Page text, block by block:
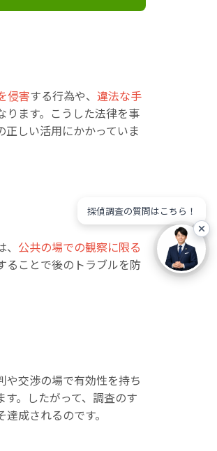
侵害する行為や、 違法な手
ります。こうした法律を事
しい活用にかかっていま
公共の場での観察に限る
ることで後のトラブルを防
や交渉の場で有効性を持ち
す。したがって、調査のす
成されるのです。
探偵調査の質問はこちら！